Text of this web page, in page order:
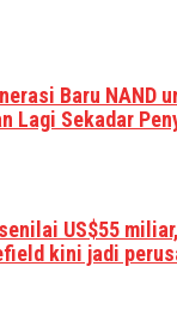
Baru NAND
Lagi Sekadar
US$55
kini jadi